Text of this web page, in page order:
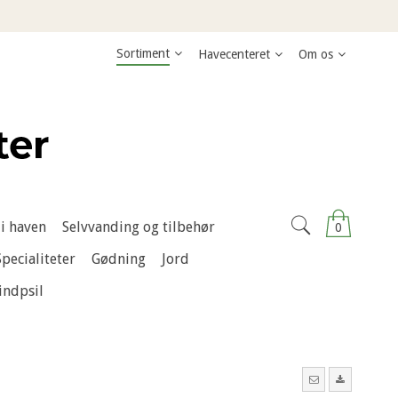
Sortiment Havecenteret Om os
0
haven
Selvvanding og tilbehør
Gødning
Jord